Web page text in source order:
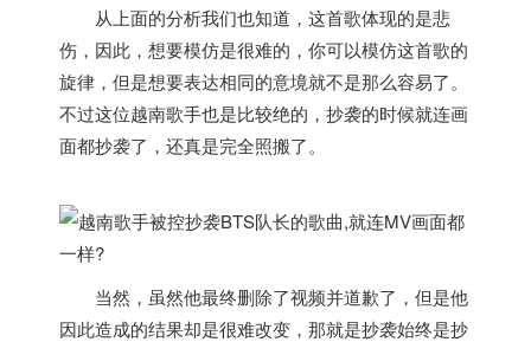
从上面的分析我们也知道，这首歌体现的是悲
伤，因此，想要模仿是很难的，你可以模仿这首歌的
旋律，但是想要表达相同的意境就不是那么容易了。
不过这位越南歌手也是比较绝的，抄袭的时候就连画
面都抄袭了，还真是完全照搬了。
当然，虽然他最终删除了视频并道歉了，但是他
因此造成的结果却是很难改变，那就是抄袭始终是抄